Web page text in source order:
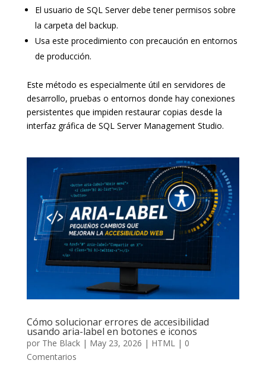
El usuario de SQL Server debe tener permisos sobre
la carpeta del backup.
Usa este procedimiento con precaución en entornos
de producción.
Este método es especialmente útil en servidores de
desarrollo, pruebas o entornos donde hay conexiones
persistentes que impiden restaurar copias desde la
interfaz gráfica de SQL Server Management Studio.
Cómo solucionar errores de accesibilidad
usando aria-label en botones e iconos
por The Black| May 23, 2026 | HTML | 0
Comentarios